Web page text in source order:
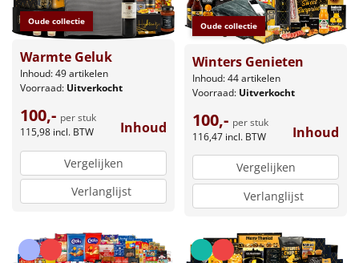
Oude collectie
Warmte Geluk
Inhoud: 49 artikelen
Voorraad: Uitverkocht
100,- per stuk
115,98 incl. BTW Inhoud
Vergelijken
Verlanglijst
Oude collectie
Winters Genieten
Inhoud: 44 artikelen
Voorraad: Uitverkocht
100,- per stuk
116,47 incl. BTW Inhoud
Vergelijken
Verlanglijst